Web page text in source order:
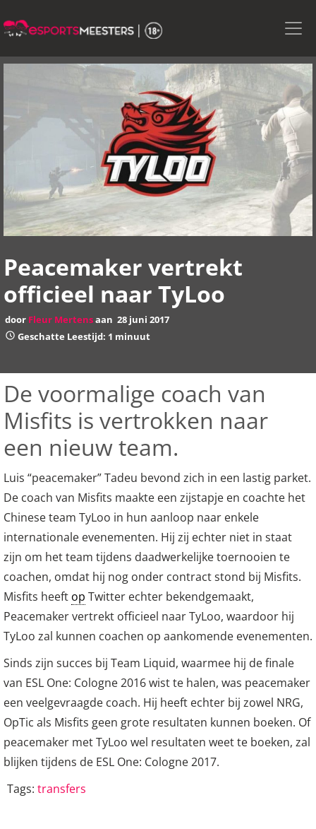
to
content
Peacemaker vertrekt
officieel naar TyLoo
door Fleur Mertensaan 28 juni 2017
Geschatte Leestijd: 1 minuut
De voormalige coach van
Misfits is vertrokken naar
een nieuw team.
Luis “peacemaker” Tadeu bevond zich in een lastig parket.
De coach van Misfits maakte een zijstapje en coachte het
Chinese team TyLoo in hun aanloop naar enkele
internationale evenementen. Hij zij echter niet in staat
zijn om het team tijdens daadwerkelijke toernooien te
coachen, omdat hij nog onder contract stond bij Misfits.
Misfits heeft op Twitter echter bekendgemaakt,
Peacemaker vertrekt officieel naar TyLoo, waardoor hij
TyLoo zal kunnen coachen op aankomende evenementen.
Sinds zijn succes bij Team Liquid, waarmee hij de finale
van ESL One: Cologne 2016 wist te halen, was peacemaker
een veelgevraagde coach. Hij heeft echter bij zowel NRG,
OpTic als Misfits geen grote resultaten kunnen boeken. Of
peacemaker met TyLoo wel resultaten weet te boeken, zal
blijken tijdens de ESL One: Cologne 2017.
Tags: transfers